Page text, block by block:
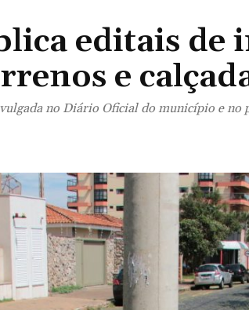
editais de
e
no Diário Oficial do município e no